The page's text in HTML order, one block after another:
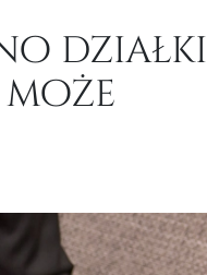
działki